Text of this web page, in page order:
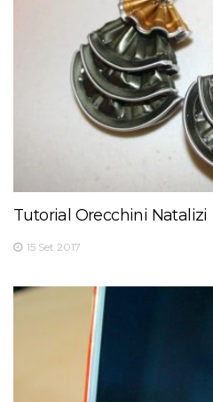
Tutorial Orecchini Natalizi
15 Set 2017